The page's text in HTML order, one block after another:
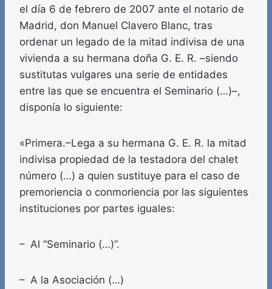
el día 6 de febrero de 2007 ante el notario de
Madrid, don Manuel Clavero Blanc, tras
ordenar un legado de la mitad indivisa de una
vivienda a su hermana doña G. E. R. –siendo
sustitutas vulgares una serie de entidades
entre las que se encuentra el Seminario (…)–,
disponía lo siguiente:
«Primera.–Lega a su hermana G. E. R. la mitad
indivisa propiedad de la testadora del chalet
número (…) a quien sustituye para el caso de
premoriencia o conmoriencia por las siguientes
instituciones por partes iguales:
– Al “Seminario (…)”.
– A la Asociación (…)